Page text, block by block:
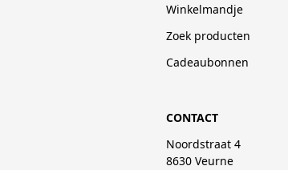
Winkelmandje
Zoek producten
Cadeaubonnen
CONTACT
Noordstraat 4
8630 Veurne